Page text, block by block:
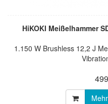
HiKOKI Meißelhammer
1.150 W Brushless 12,2 J